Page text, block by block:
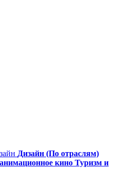
Дизайн (По отраслям)
кино Туризм и